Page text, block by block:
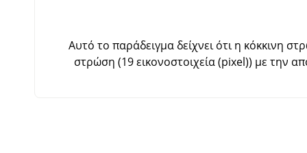
Αυτό το παράδειγμα δείχνει ότι η κόκκινη
στρώση (19 εικονοστοιχεία (pixel)) με την